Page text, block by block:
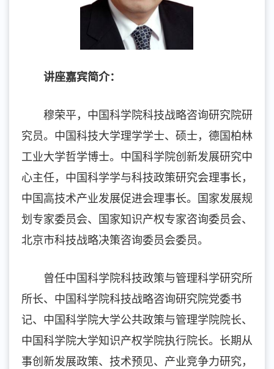
讲座嘉宾简介：
穆荣平，中国科学院科技战略咨询研究院研
究员。中国科技大学理学学士、硕士，德国柏林
工业大学哲学博士。中国科学院创新发展研究中
心主任，中国科学学与科技政策研究会理事长，
中国高技术产业发展促进会理事长。国家发展规
划专家委员会、国家知识产权专家咨询委员会、
北京市科技战略决策咨询委员会委员。
曾任中国科学院科技政策与管理科学研究所
所长、中国科学院科技战略咨询研究院党委书
记、中国科学院大学公共政策与管理学院院长、
中国科学院大学知识产权学院执行院长。长期从
事创新发展政策、技术预见、产业竞争力研究，